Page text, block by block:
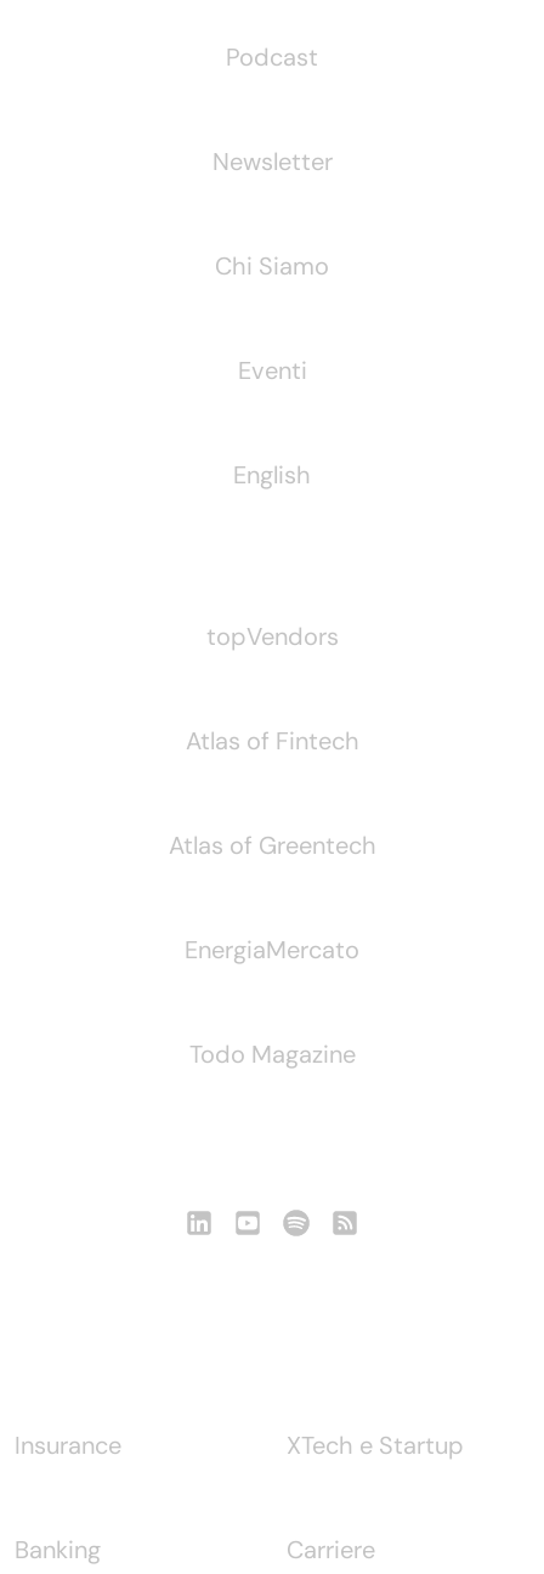
Podcast
Newsletter
Chi Siamo
Eventi
English
topVendors
Atlas of Fintech
Atlas of Greentech
EnergiaMercato
Todo Magazine
Insurance
Banking
XTech e Startup
Carriere